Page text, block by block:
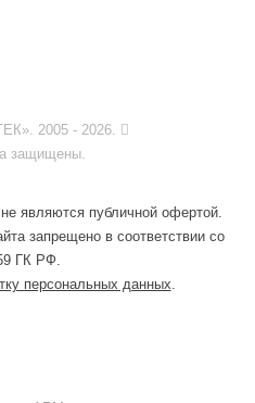
2005 - 2026.
защищены.
являются публичной офертой.
запрещено в соответствии со
ГК РФ.
персональных данных